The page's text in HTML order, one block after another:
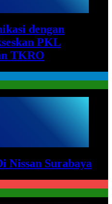
dengan
PKL
TKRO
Nissan Surabaya